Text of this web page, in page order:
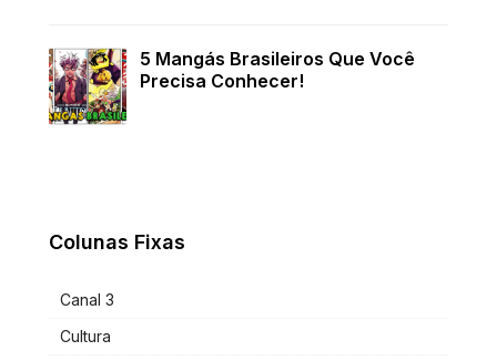
5 Mangás Brasileiros Que Você
Precisa Conhecer!
Colunas Fixas
Canal 3
Cultura